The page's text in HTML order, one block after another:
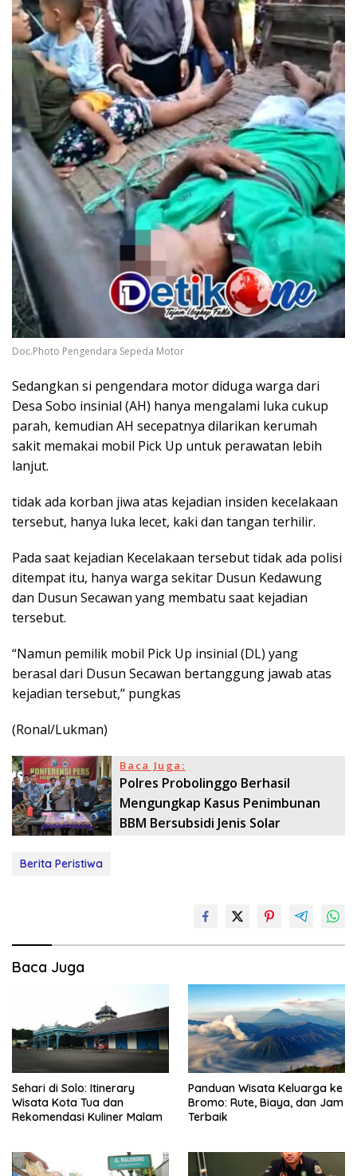
Doc.Photo Pengendara Sepeda Motor
Sedangkan si pengendara motor diduga warga dari
Desa Sobo insinial (AH) hanya mengalami luka cukup
parah, kemudian AH secepatnya dilarikan kerumah
sakit memakai mobil Pick Up untuk perawatan lebih
lanjut.
tidak ada korban jiwa atas kejadian insiden kecelakaan
tersebut, hanya luka lecet, kaki dan tangan terhilir.
Pada saat kejadian Kecelakaan tersebut tidak ada polisi
ditempat itu, hanya warga sekitar Dusun Kedawung
dan Dusun Secawan yang membatu saat kejadian
tersebut.
“Namun pemilik mobil Pick Up insinial (DL) yang
berasal dari Dusun Secawan bertanggung jawab atas
kejadian tersebut,” pungkas
(Ronal/Lukman)
Baca Juga:
Polres Probolinggo Berhasil
Mengungkap Kasus Penimbunan
BBM Bersubsidi Jenis Solar
Berita Peristiwa
Baca Juga
Sehari di Solo: Itinerary
Wisata Kota Tua dan
Rekomendasi Kuliner Malam
Panduan Wisata Keluarga ke
Bromo: Rute, Biaya, dan Jam
Terbaik